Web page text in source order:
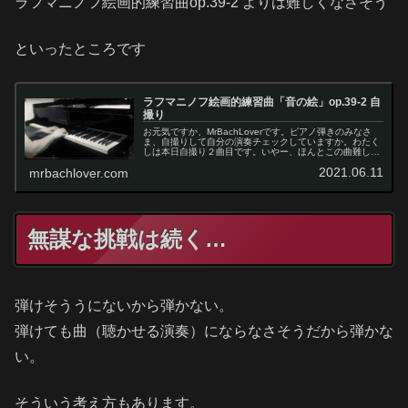
といったところです
ラフマニノフ絵画的練習曲「音の絵」op.39-2 自
撮り
お元気ですか、MrBachLoverです。ピアノ弾きのみなさ
ま、自撮りして自分の演奏チェックしていますか。わたく
しは本日自撮り２曲目です。いやー、ほんとこの曲難し
mrbachlover.com 2021.06.11
無謀な挑戦は続く…
弾けそううにないから弾かない。
弾けても曲（聴かせる演奏）にならなさそうだから弾かな
い。
そういう考え方もあります。